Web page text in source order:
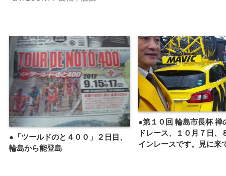
●「ツールドのと４００」２日目、
輪島から能登島
●第１０回 輪島市長杯 禅
ドレース、１０月７日、
インレースです。見に来